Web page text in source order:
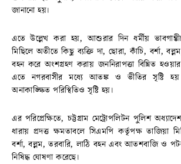
জানানো হয়।
এতে উল্লেখ করা হয়, আশুরার দিন ধর্মীয়
মিছিলে অতীতে কিছু ব্যক্তি দা, ছোরা, কাঁচি, বর্শা,
বহন করে অংশগ্রহণ করায় জননিরাপত্তা বিঘ্নিত
এতে নগরবাসীর মধ্যে আতঙ্ক ও ভীতির সৃষ্টি
অনাকাঙ্ক্ষিত পরিস্থিতিও সৃষ্টি হয়।
এর পরিপ্রেক্ষিতে, চট্টগ্রাম মেট্রোপলিটন পুলিশ
ধারায় প্রদত্ত ক্ষমতাবলে সিএমপি কর্তৃপক্ষ তাজিয়া
বর্শা, বল্লম, তরবারি, লাঠি বহন এবং আতশবাজি ও
নিষিদ্ধ ঘোষণা করেছে।